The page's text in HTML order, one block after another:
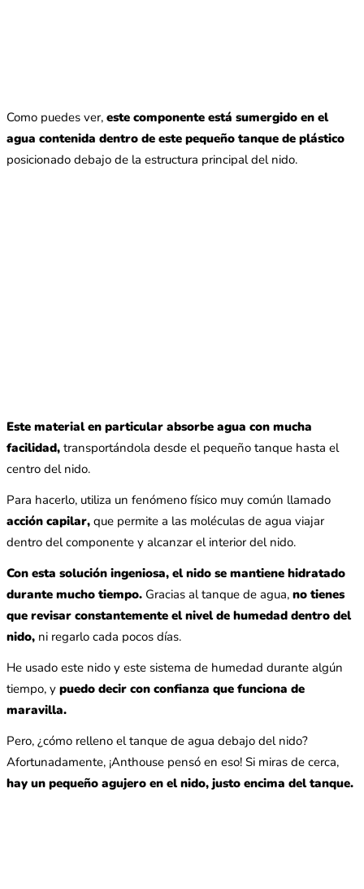
Como puedes ver, este componente está sumergido en el
agua contenida dentro de este pequeño tanque de plástico
posicionado debajo de la estructura principal del nido.
Este material en particular absorbe agua con mucha
facilidad, transportándola desde el pequeño tanque hasta el
centro del nido.
Para hacerlo, utiliza un fenómeno físico muy común llamado
acción capilar, que permite a las moléculas de agua viajar
dentro del componente y alcanzar el interior del nido.
Con esta solución ingeniosa, el nido se mantiene hidratado
durante mucho tiempo. Gracias al tanque de agua, no tienes
que revisar constantemente el nivel de humedad dentro del
nido, ni regarlo cada pocos días.
He usado este nido y este sistema de humedad durante algún
tiempo, y puedo decir con confianza que funciona de
maravilla.
Pero, ¿cómo relleno el tanque de agua debajo del nido?
Afortunadamente, ¡Anthouse pensó en eso! Si miras de cerca,
hay un pequeño agujero en el nido, justo encima del tanque.